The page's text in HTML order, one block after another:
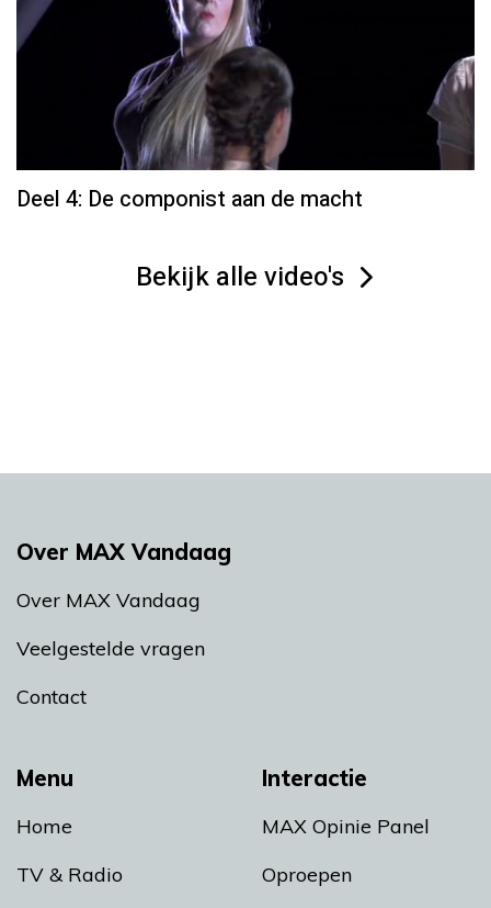
Deel 4: De componist aan de macht
Bekijk alle video's
Menu
Home
TV & Radio
Interactie
MAX Opinie Panel
Oproepen
Over MAX Vandaag
Over MAX Vandaag
Veelgestelde vragen
Contact